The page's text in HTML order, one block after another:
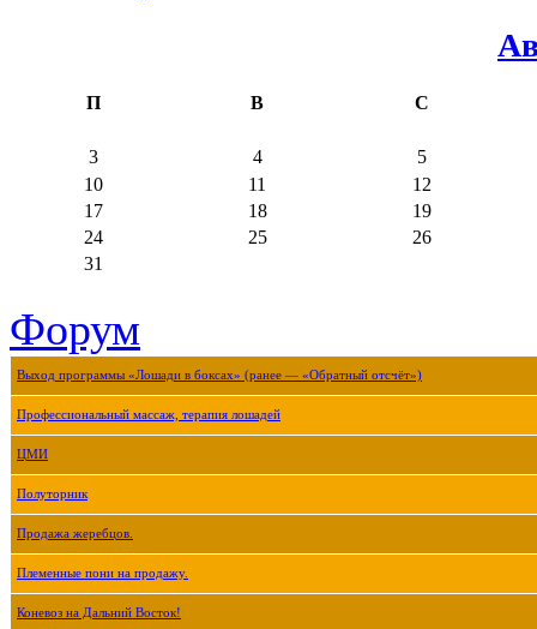
П В С
3 4
5
10
11
12
17
18
19
24
25
26
31
Форум
Выход программы «Лошади в боксах» (ранее — «Обратный отсчёт»)
Профессиональный массаж, терапия лошадей
ЦМИ
Полуторник
Продажа жеребцов.
Племенные пони на продажу.
Коневоз на Дальний Восток!